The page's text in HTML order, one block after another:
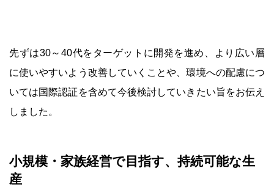
先ずは30～40代をターゲットに開発を進め、より広い層
に使いやすいよう改善していくことや、環境への配慮につ
いては国際認証を含めて今後検討していきたい旨をお伝え
しました。
小規模・家族経営で目指す、持続可能な生
産